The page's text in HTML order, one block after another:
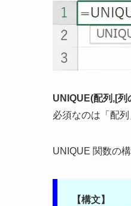
UNIQUE(配列,[
必須なのは「配
UNIQUE 関数の
【構文】